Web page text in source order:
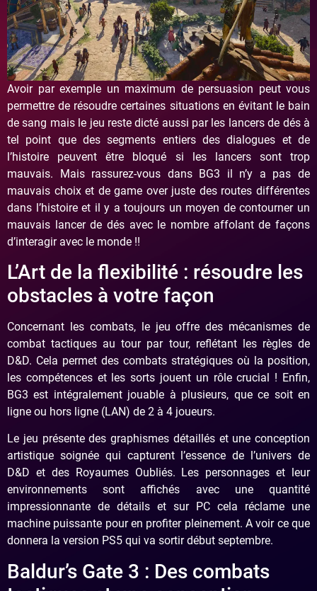
Avoir par exemple un maximum de persuasion peut vous
permettre de résoudre certaines situations en évitant le bain
de sang mais le jeu reste dicté aussi par les lancers de dés à
tel point que des segments entiers des dialogues et de
l’histoire peuvent être bloqué si les lancers sont trop
mauvais. Mais rassurez-vous dans BG3 il n’y a pas de
mauvais choix et de game over juste des routes différentes
dans l’histoire et il y a toujours un moyen de contourner un
mauvais lancer de dés avec le nombre affolant de façons
d’interagir avec le monde !!
L’Art de la flexibilité : résoudre les
obstacles à votre façon
Concernant les combats, le jeu offre des mécanismes de
combat tactiques au tour par tour, reflétant les règles de
D&D. Cela permet des combats stratégiques où la position,
les compétences et les sorts jouent un rôle crucial ! Enfin,
BG3 est intégralement jouable à plusieurs, que ce soit en
ligne ou hors ligne (LAN) de 2 à 4 joueurs.
Le jeu présente des graphismes détaillés et une conception
artistique soignée qui capturent l’essence de l’univers de
D&D et des Royaumes Oubliés. Les personnages et leur
environnements sont affichés avec une quantité
impressionnante de détails et sur PC cela réclame une
machine puissante pour en profiter pleinement. A voir ce que
donnera la version PS5 qui va sortir début septembre.
Baldur’s Gate 3 : Des combats